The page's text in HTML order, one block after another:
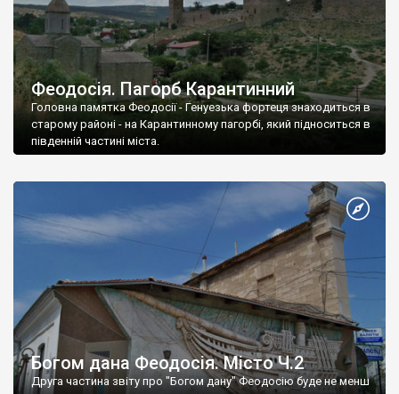
Феодосія. Пагорб Карантинний
Головна памятка Феодосії - Генуезька фортеця знаходиться в
старому районі - на Карантинному пагорбі, який підноситься в
південній частині міста.
Богом дана Феодосія. Місто Ч.2
Друга частина звіту про "Богом дану" Феодосію буде не менш